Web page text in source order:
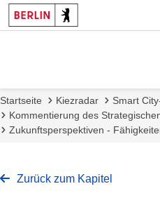
Startseite Kiezradar
Smart
Kommentierung des
Zukunftsperspektiven -
Zurück zum Kapitel